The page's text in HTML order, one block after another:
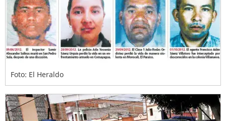
Foto: El Heraldo